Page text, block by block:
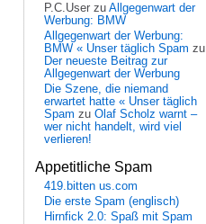
P.C.User zu Allgegenwart der
Werbung: BMW
Allgegenwart der Werbung:
BMW « Unser täglich Spam zu
Der neueste Beitrag zur
Allgegenwart der Werbung
Die Szene, die niemand
erwartet hatte « Unser täglich
Spam zu Olaf Scholz warnt –
wer nicht handelt, wird viel
verlieren!
Appetitliche Spam
419.bitten us.com
Die erste Spam (englisch)
Hirnfick 2.0: Spaß mit Spam